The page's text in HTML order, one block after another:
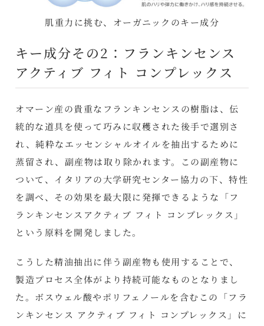
肌重力に挑む、オーガニックのキー成分
キー成分その2：フランキンセンス
アクティブ フィト コンプレックス
オマーン産の貴重なフランキンセンスの樹脂は、伝
統的な道具を使って巧みに収穫された後手で選別さ
れ、純粋なエッセンシャルオイルを抽出するために
蒸留され、副産物は取り除かれます。この副産物に
ついて、イタリアの大学研究センター協力の下、特性
を調べ、その効果を最大限に発揮できるような「フ
ランキンセンスアクティブ フィト コンプレックス」
という原料を開発しました。
こうした精油抽出に伴う副産物も使用することで、
製造プロセス全体がより持続可能なものとなりまし
た。ボスウェル酸やポリフェノールを含むこの「フラ
ンキンセンス アクティブ フィト コンプレックス」に